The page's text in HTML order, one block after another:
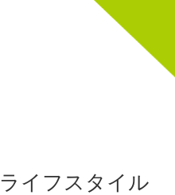
ライフスタイル